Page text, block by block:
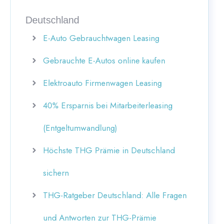
Deutschland
E-Auto Gebrauchtwagen Leasing
Gebrauchte E-Autos online kaufen
Elektroauto Firmenwagen Leasing
40% Ersparnis bei Mitarbeiterleasing
(Entgeltumwandlung)
Höchste THG Prämie in Deutschland
sichern
THG-Ratgeber Deutschland: Alle Fragen
und Antworten zur THG-Prämie